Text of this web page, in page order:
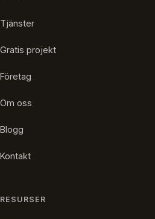
Tjänster
Gratis projekt
Företag
Om oss
Blogg
Kontakt
RESURSER